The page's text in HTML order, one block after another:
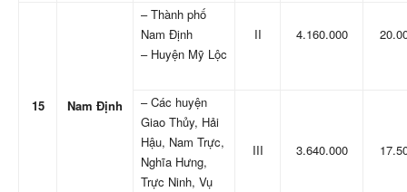
15 Nam Định
– Thành phố
Nam Định
– Huyện Mỹ Lộc
II 4.160.000
– Các huyện
Giao Thủy, Hải
Hậu, Nam Trực,
Nghĩa Hưng,
Trực Ninh, Vụ
III 3.640.000